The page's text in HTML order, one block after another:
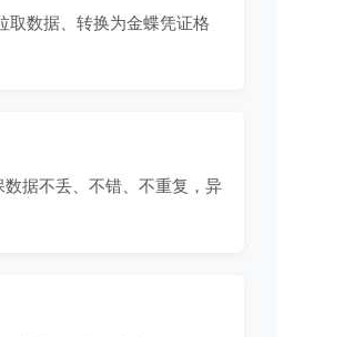
取数据、转换为金蝶凭证格
据不丢、不错、不重复，异